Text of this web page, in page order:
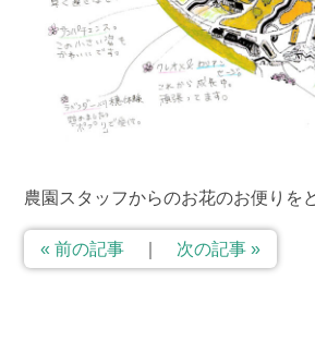
農園スタッフからのお花のお便りを
« 前の記事 次の記事 »